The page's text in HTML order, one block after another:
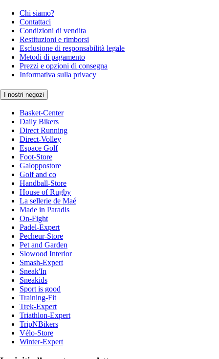
Chi siamo?
Contattaci
Condizioni di vendita
Restituzioni e rimborsi
Esclusione di responsabilità legale
Metodi di pagamento
Prezzi e opzioni di consegna
Informativa sulla privacy
I nostri negozi
Basket-Center
Daily Bikers
Direct Running
Direct-Volley
Espace Golf
Foot-Store
Galoppostore
Golf and co
Handball-Store
House of Rugby
La sellerie de Maé
Made in Paradis
On-Fight
Padel-Expert
Pecheur-Store
Pet and Garden
Slowood Interior
Smash-Expert
Sneak'In
Sneakids
Sport is good
Training-Fit
Trek-Expert
Triathlon-Expert
TripNBikers
Vélo-Store
Winter-Expert